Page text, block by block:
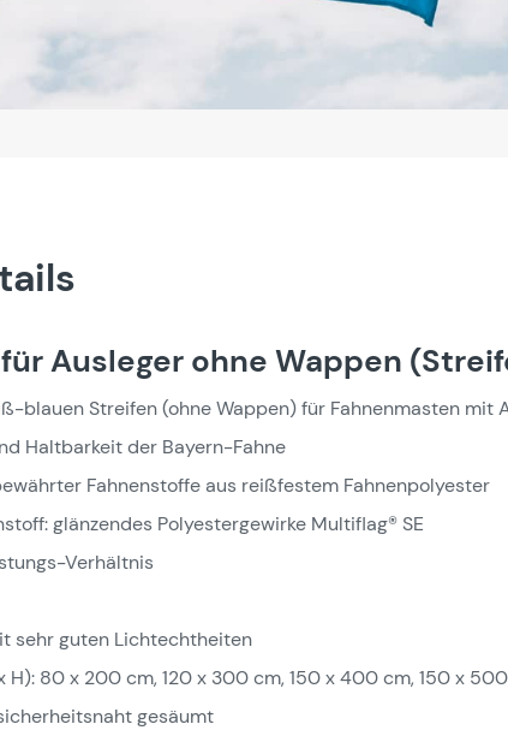
Ausleger ohne Wappen
blauen Streifen (ohne Wappen) für Fahnenmasten mit
Haltbarkeit der Bayern-Fahne
Fahnenstoffe aus reißfestem Fahnenpolyester
glänzendes Polyestergewirke Multiflag® SE
Verhältnis
sehr guten Lichtechtheiten
H): 80 x 200 cm, 120 x 300 cm, 150 x 400 cm, 150 x
gesäumt